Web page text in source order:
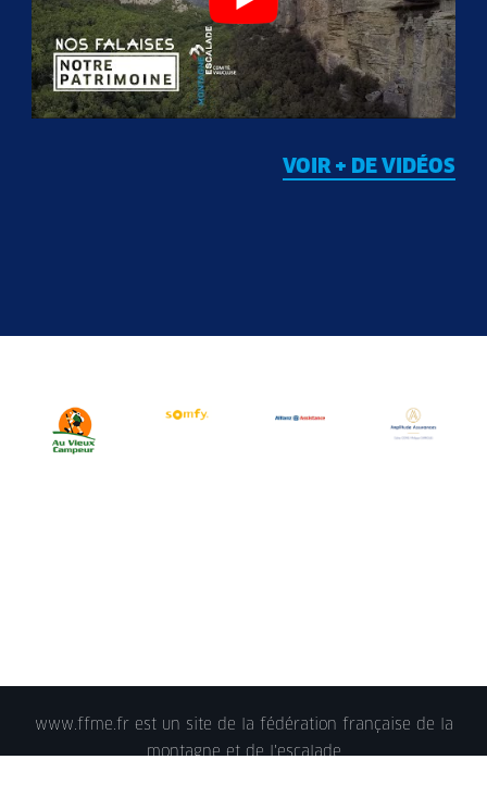
VOIR + DE VIDÉOS
www.ffme.fr est un site de la fédération française de la
montagne et de l'escalade